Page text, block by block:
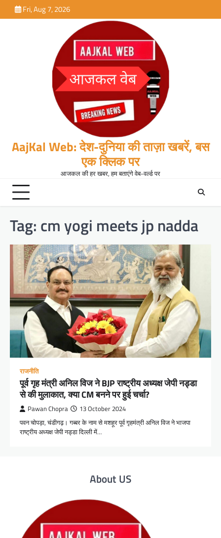
to
Fri, Aug 7, 2026
AajKal Web: देश-दुनिया की ताज़ा खबरें, बस
एक क्लिक पर
आजकल की हर खबर, हम बताएंगे वेब-वर्ल्ड पर
Tag: cm yogi meets jp nadda
राजनीति
पूर्व गृह मंत्री अनिल विज ने BJP राष्ट्रीय अध्यक्ष जेपी नड्डा
से की मुलाकात, क्या CM बनने पर हुई चर्चा?
Pawan Chopra 13 October 2024
पवन चोपड़ा, चंडीगढ़। गब्बर के नाम से मशहूर पूर्व गृहमंत्री अनिल विज ने भाजपा
राष्ट्रीय अध्यक्ष जेपी नड्डा दिल्ली में…
About US